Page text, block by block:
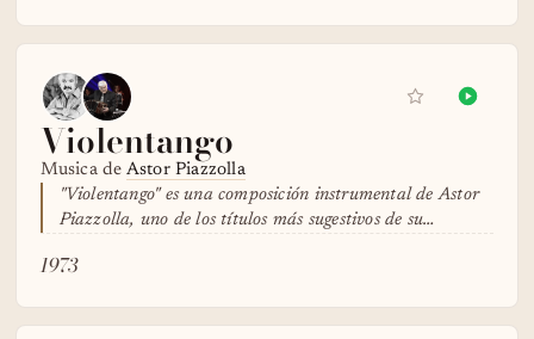
Violentango
Musica de Astor Piazzolla
"Violentango" es una composición instrumental de Astor
Piazzolla, uno de los títulos más sugestivos de su…
1973